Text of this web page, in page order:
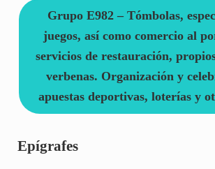
Grupo E982 – Tómbolas,
juegos, así como comercio al
servicios de restauración,
verbenas. Organización y
apuestas deportivas, loterías y
Epígrafes